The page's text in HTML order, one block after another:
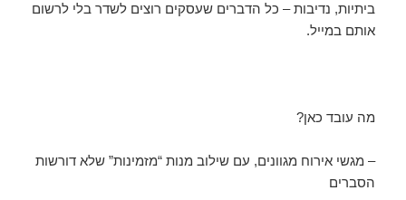
ביתיות, נדיבות – כל הדברים שעסקים רוצים לשדר בלי לרשום
אותם במייל.
מה עובד כאן?
– מגשי אירוח מגוונים, עם שילוב מנות “מזמינות” שלא דורשות
הסברים